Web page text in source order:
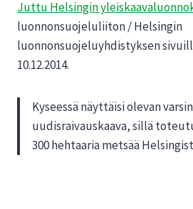
Juttu Helsingin
luonnonsuojeluliiton / Helsingin
luonnonsuojeluyhdistyksen
10.12.2014.
Kyseessä näyttäisi olevan
uudisraivauskaava, sillä
300 hehtaaria metsää